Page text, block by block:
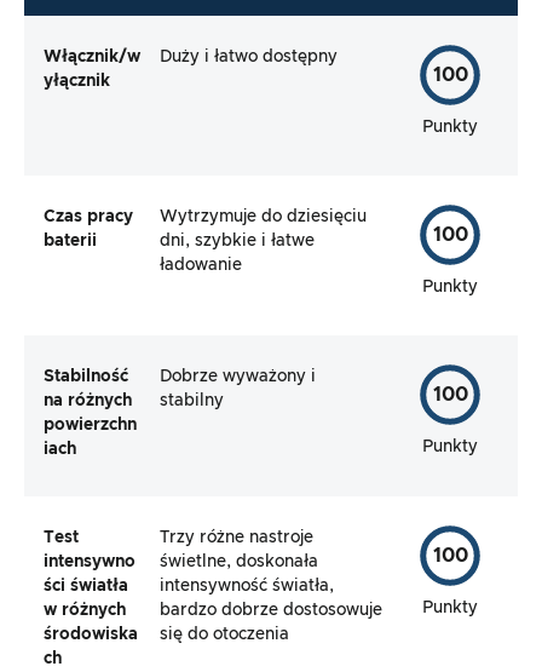
Włącznik/w
yłącznik
Duży i łatwo dostępny
100
Punkty
Czas pracy
baterii
Wytrzymuje do dziesięciu
dni, szybkie i łatwe
ładowanie
100
Punkty
Stabilność
na różnych
powierzchn
iach
Dobrze wyważony i
stabilny
100
Punkty
Test
intensywno
ści światła
w różnych
środowiska
ch
Trzy różne nastroje
świetlne, doskonała
intensywność światła,
bardzo dobrze dostosowuje
się do otoczenia
100
Punkty